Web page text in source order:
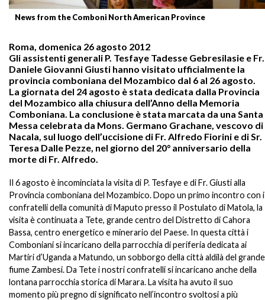
News from the Comboni North American Province
Roma, domenica 26 agosto 2012
Gli assistenti generali P. Tesfaye Tadesse Gebresilasie e Fr.
Daniele Giovanni Giusti hanno visitato ufficialmente la
provincia comboniana del Mozambico dal 6 al 26 agosto.
La giornata del 24 agosto è stata dedicata dalla Provincia
del Mozambico alla chiusura dell’Anno della Memoria
Comboniana. La conclusione è stata marcata da una Santa
Messa celebrata da Mons. Germano Grachane, vescovo di
Nacala, sul luogo dell’uccisione di Fr. Alfredo Fiorini e di Sr.
Teresa Dalle Pezze, nel giorno del 20° anniversario della
morte di Fr. Alfredo.
Il 6 agosto è incominciata la visita di P. Tesfaye e di Fr. Giusti alla
Provincia comboniana del Mozambico. Dopo un primo incontro con i
confratelli della comunità di Maputo presso il Postulato di Matola, la
visita è continuata a Tete, grande centro del Distretto di Cahora
Bassa, centro energetico e minerario del Paese. In questa città i
Comboniani si incaricano della parrocchia di periferia dedicata ai
Martiri d’Uganda a Matundo, un sobborgo della città aldilà del grande
fiume Zambesi. Da Tete i nostri confratelli si incaricano anche della
lontana parrocchia storica di Marara. La visita ha avuto il suo
momento più pregno di significato nell’incontro svoltosi a più